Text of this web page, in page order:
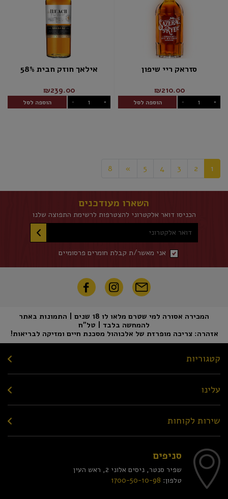
סזראק ריי שיפון
₪210.00
- + הוספה לסל
אילאך חוזק חבית 58%
₪239.00
- + הוספה לסל
1
2
3
4
5
»
8
השארו מעודכנים
הכניסו דואר אלקטרוני להצטרפות לרשימת התפוצה שלנו
דואר אלקטרוני
אני מאשר/ת קבלת חומרים פרסומיים
המכירה אסורה למי שטרם מלאו לו 18 שנים | התמונות באתר
להמחשה בלבד | טל"ח
אזהרה: צריכה מופרזת של אלכוהול מסכנת חיים ומזיקה לבריאות!
קטגוריות
עלינו
שירות לקוחות
סניפים
שפיר סנטר, ניסים אלוני 2, ראש העין
טלפון: 1700-50-10-98